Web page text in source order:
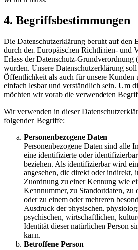
4. Begriffsbestimmungen
Die Datenschutzerklärung beruht auf den
durch den Europäischen Richtlinien- und
Erlass der Datenschutz-
wurden. Unsere Datenschutzerklärung
Öffentlichkeit als auch für unsere Kunden
einfach lesbar und verständlich sein. Um
möchten wir vorab die verwendeten
Wir verwenden in dieser
folgenden Begriffe:
Personenbezogene Daten
Personenbezogene Daten sind alle
eine identifizierte oder
beziehen. Als identifizierbar wird
angesehen, die direkt oder indirekt,
Zuordnung zu einer Kennung wie
Kennnummer, zu Standortdaten, zu
oder zu einem oder mehreren
Ausdruck der physischen,
psychischen, wirtschaftlichen,
Identität dieser natürlichen Person
kann.
Betroffene Person